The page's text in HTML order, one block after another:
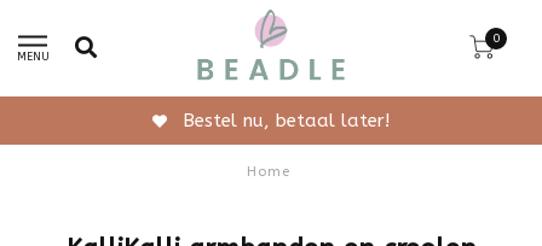
MENU
0
Bestel nu, betaal later!
Home